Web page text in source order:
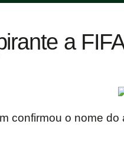
a
confirmou o nome